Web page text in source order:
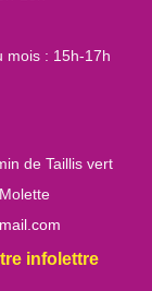
mois : 15h-17h
de Taillis vert
infolettre